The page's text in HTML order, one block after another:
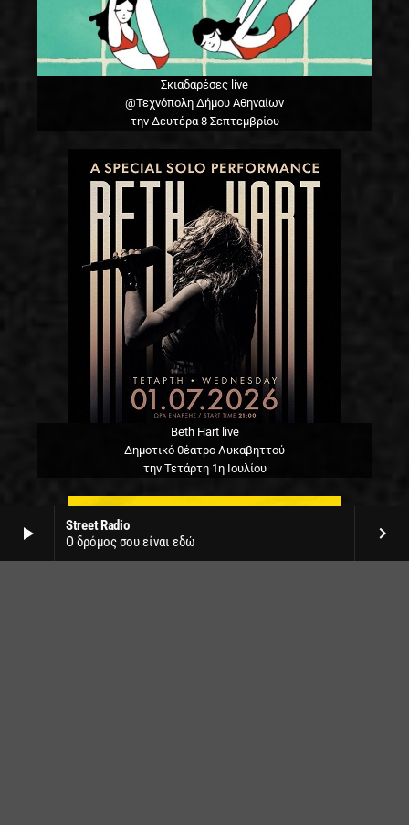
play_arrow
Street Radio
Ο δρόμος σου είναι εδώ
keyboard_arrow_right
Σκιαδαρέσες live
@Τεχνόπολη Δήμου Αθηναίων
την Δευτέρα 8 Σεπτεμβρίου
Beth Hart live
Δημοτικό θέατρο Λυκαβηττού
την Τετάρτη 1η Ιουλίου